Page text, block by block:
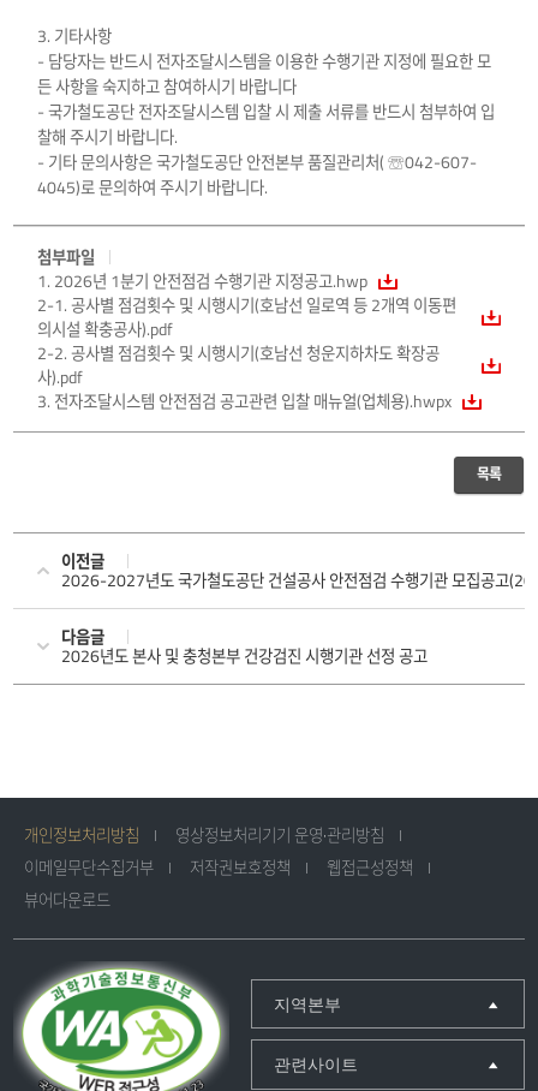
3. 기타사항
- 담당자는 반드시 전자조달시스템을 이용한 수행기관 지정에 필요한 모
든 사항을 숙지하고 참여하시기 바랍니다
- 국가철도공단 전자조달시스템 입찰 시 제출 서류를 반드시 첨부하여 입
찰해 주시기 바랍니다.
- 기타 문의사항은 국가철도공단 안전본부 품질관리처( ☏042-607-
4045)로 문의하여 주시기 바랍니다.
첨부파일
1. 2026년 1분기 안전점검 수행기관 지정공고.hwp
2-1. 공사별 점검횟수 및 시행시기(호남선 일로역 등 2개역 이동편
의시설 확충공사).pdf
2-2. 공사별 점검횟수 및 시행시기(호남선 청운지하차도 확장공
사).pdf
3. 전자조달시스템 안전점검 공고관련 입찰 매뉴얼(업체용).hwpx
목록
이전글
2026-2027년도 국가철도공단 건설공사 안전점검 수행기관 모집공고
다음글
2026년도 본사 및 충청본부 건강검진 시행기관 선정 공고
개인정보처리방침
영상정보처리기기 운영·관리방침
이메일무단수집거부
저작권보호정책
웹접근성정책
뷰어다운로드
지역본부
관련사이트